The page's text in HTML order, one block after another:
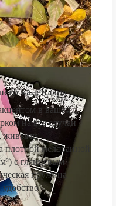
календаря
в вашем
на все случаи
живыми
мелованной
с глянцевым
пружина
удобство